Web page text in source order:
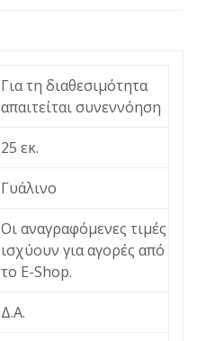
Για τη διαθεσιμότητα
απαιτείται συνεννόηση
25 εκ.
Γυάλινο
Οι αναγραφόμενες τιμές
ισχύουν για αγορές από
το Ε-Shop.
Δ.Α.